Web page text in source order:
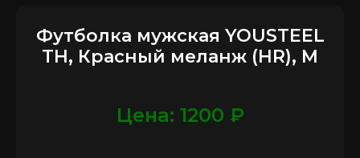
Футболка мужская YOUSTEEL
TH, Красный меланж (HR), M
Цена: 1200 ₽